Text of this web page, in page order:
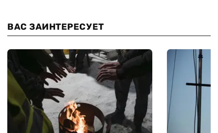
ВАС ЗАИНТЕРЕСУЕТ